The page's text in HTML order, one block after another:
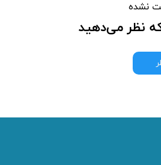
نشده
نظر می‌دهید